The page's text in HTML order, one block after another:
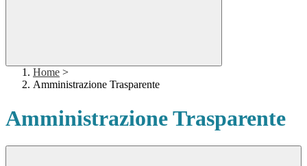
Home >
Amministrazione Trasparente
Amministrazione Trasparente